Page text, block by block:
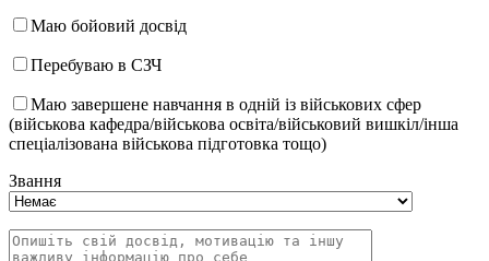
Маю бойовий досвід
Перебуваю в СЗЧ
Маю завершене навчання в одній із військових сфер
(військова кафедра/військова освіта/військовий вишкіл/інша
спеціалізована військова підготовка тощо)
Звання